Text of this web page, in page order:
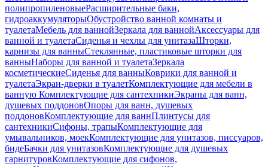
полипропиленовыеРасширительные баки,
гидроаккумуляторыОбустройство ванной комнаты и
туалетаМебель для ваннойЗеркала для ваннойАксессуары для
ванной и туалетаСиденья и чехлы для унитазаШторки,
карнизы для ванныСтеклянные, пластиковые шторки для
ванныНаборы для ванной и туалетаЗеркала
косметическиеСиденья для ванныКоврики для ванной и
туалетаЭкран-дверки в туалетКомплектующие для мебели в
ванную Комплектующие для сантехникиЭкраны для ванн,
душевых поддоновОпоры для ванн, душевых
поддоновКомплектующие для ваннПлинтусы для
сантехникиСифоны, трапыКомплектующие для
умывальников, моекКомплектующие для унитазов, писсуаров,
бидеБачки для унитазовКомплектующие для душевых
гарнитуровКомплектующие для сифонов,